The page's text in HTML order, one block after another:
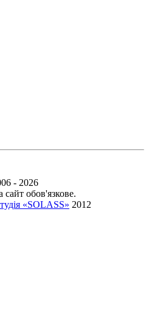
- 2026
обов'язкове.
«SOLASS» 2012